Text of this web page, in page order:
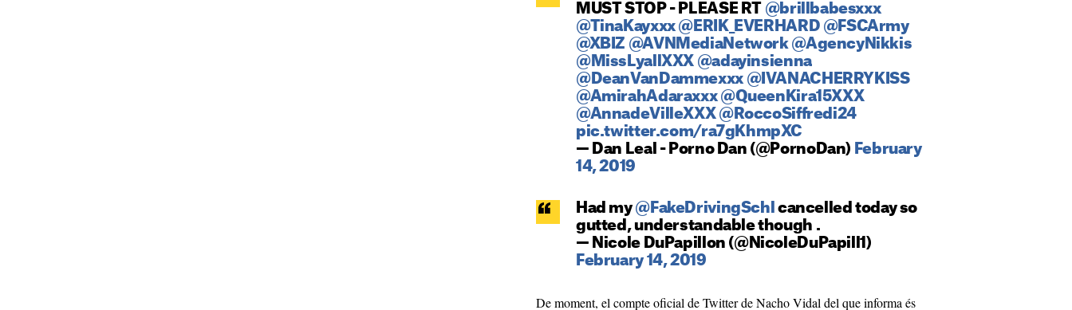
MUST STOP - PLEASE RT @brillbabesxxx
@TinaKayxxx @ERIK_EVERHARD @FSCArmy
@XBIZ @AVNMediaNetwork @AgencyNikkis
@MissLyallXXX @adayinsienna
@DeanVanDammexxx @IVANACHERRYKISS
@AmirahAdaraxxx @QueenKira15XXX
@AnnadeVilleXXX @RoccoSiffredi24
pic.twitter.com/ra7gKhmpXC
— Dan Leal - Porno Dan (@PornoDan) February
14, 2019
Had my@FakeDrivingSchl cancelled today so
gutted, understandable though .
— Nicole DuPapillon (@NicoleDuPapill1)
February 14, 2019
De moment, el compte oficial de Twitter de Nacho Vidal del que informa és